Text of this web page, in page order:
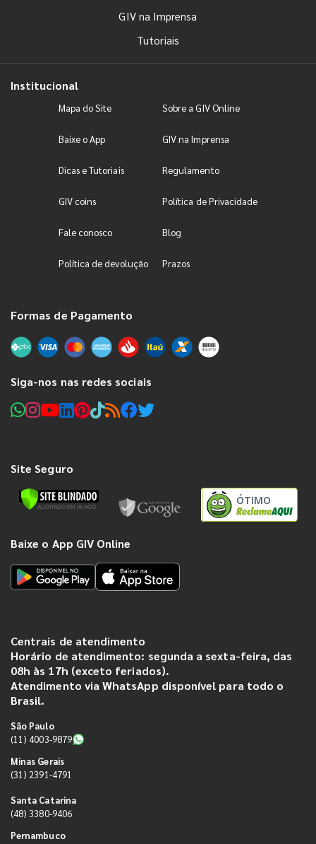
GIV na Imprensa
Tutoriais
Institucional
Mapa do Site Sobre a GIV Online
Baixe o App GIV na Imprensa
Dicas e Tutoriais Regulamento
GIV coins Política de Privacidade
Fale conosco Blog
Política de devolução Prazos
Formas de Pagamento
Siga-nos nas redes sociais
Site Seguro
ÓTIMO
Baixe o App GIV Online
Centrais de atendimento
Horário de atendimento: segunda a sexta-feira, das
08h às 17h (exceto feriados).
Atendimento via WhatsApp disponível para todo o
Brasil.
São Paulo
(11) 4003-9879
Minas Gerais
(31) 2391-4791
Santa Catarina
(48) 3380-9406
Pernambuco